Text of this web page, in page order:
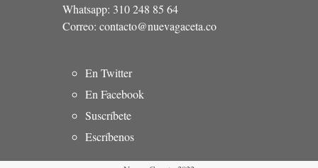
Whatsapp: 310 248 85 64
Correo: contacto@nuevagaceta.co
Menú
del
pie
En Twitter
En Facebook
Suscríbete
Escríbenos